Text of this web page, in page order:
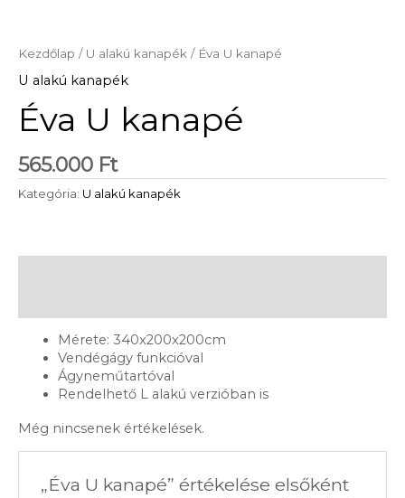
Kezdőlap / U alakú kanapék / Éva U kanapé
U alakú kanapék
Éva U kanapé
565.000 Ft
Kategória: U alakú kanapék
Mérete: 340x200x200cm
Vendégágy funkcióval
Ágyneműtartóval
Rendelhető L alakú verzióban is
Még nincsenek értékelések.
„Éva U kanapé” értékelése elsőként